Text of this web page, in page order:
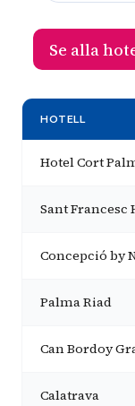
Se alla
HOTELL
Hotel Cort
Sant
Concepció by
Palma Riad
Can Bordoy
Calatrava